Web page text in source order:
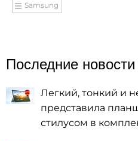
Samsung
Последние новости
Легкий, тонкий и
представила
стилусом в